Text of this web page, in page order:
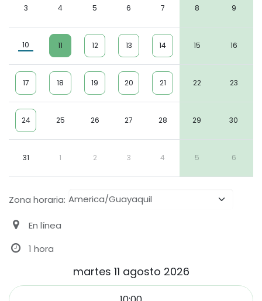
3 4 5 6 7 8 9
10 11 12 13 14 15 16
17 18 19 20 21 22 23
24 25 26 27 28 29 30
31 1 2 3 4 5 6
Zona horaria:
En línea
1 hora
martes 11 agosto 2026